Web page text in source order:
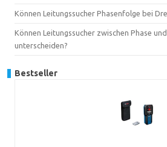
Können Leitungssucher Phasenfolge bei
Können Leitungssucher zwischen Phase
unterscheiden?
Bestseller